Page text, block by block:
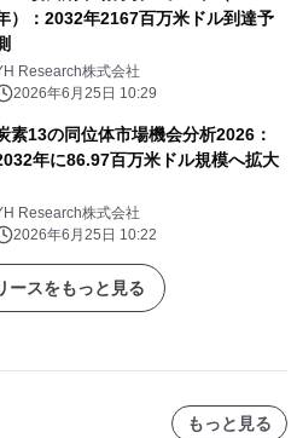
）：2032年2167百万米ドル到達予
Research株式会社
2026年6月25日 10:29
素13の同位体市場機会分析2026：
年に86.97百万米ドル規模へ拡大
Research株式会社
2026年6月25日 10:22
ースをもっと見る
もっと見る